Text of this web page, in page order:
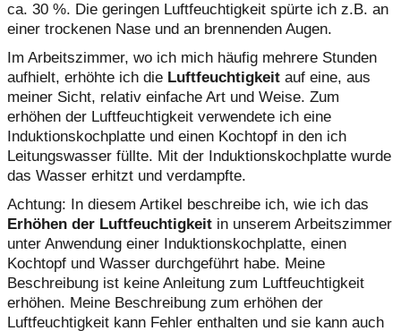
ca. 30 %. Die geringen Luftfeuchtigkeit spürte ich z.B. an
einer trockenen Nase und an brennenden Augen.
Im Arbeitszimmer, wo ich mich häufig mehrere Stunden
aufhielt, erhöhte ich die Luftfeuchtigkeit auf eine, aus
meiner Sicht, relativ einfache Art und Weise. Zum
erhöhen der Luftfeuchtigkeit verwendete ich eine
Induktionskochplatte und einen Kochtopf in den ich
Leitungswasser füllte. Mit der Induktionskochplatte wurde
das Wasser erhitzt und verdampfte.
Achtung: In diesem Artikel beschreibe ich, wie ich das
Erhöhen der Luftfeuchtigkeit in unserem Arbeitszimmer
unter Anwendung einer Induktionskochplatte, einen
Kochtopf und Wasser durchgeführt habe. Meine
Beschreibung ist keine Anleitung zum Luftfeuchtigkeit
erhöhen. Meine Beschreibung zum erhöhen der
Luftfeuchtigkeit kann Fehler enthalten und sie kann auch